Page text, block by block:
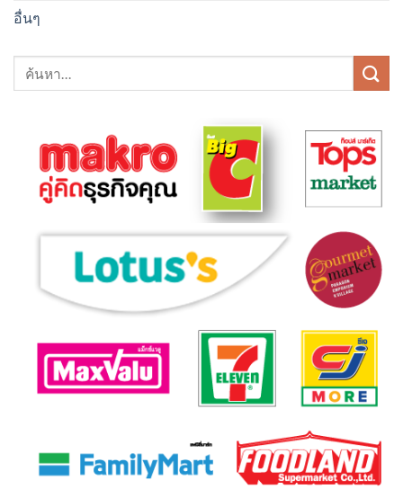
อื่นๆ
ค้นหา: